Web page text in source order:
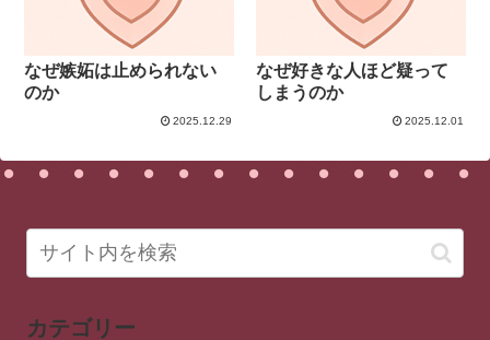
なぜ嫉妬は止められない
のか
2025.12.29
なぜ好きな人ほど疑って
しまうのか
2025.12.01
カテゴリー